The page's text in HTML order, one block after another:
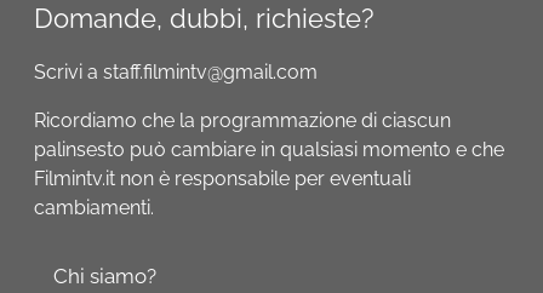
Domande, dubbi, richieste?
Scrivi a staff.filmintv@gmail.com
Ricordiamo che la programmazione di ciascun
palinsesto può cambiare in qualsiasi momento e che
Filmintv.it non è responsabile per eventuali
cambiamenti.
Chi siamo?